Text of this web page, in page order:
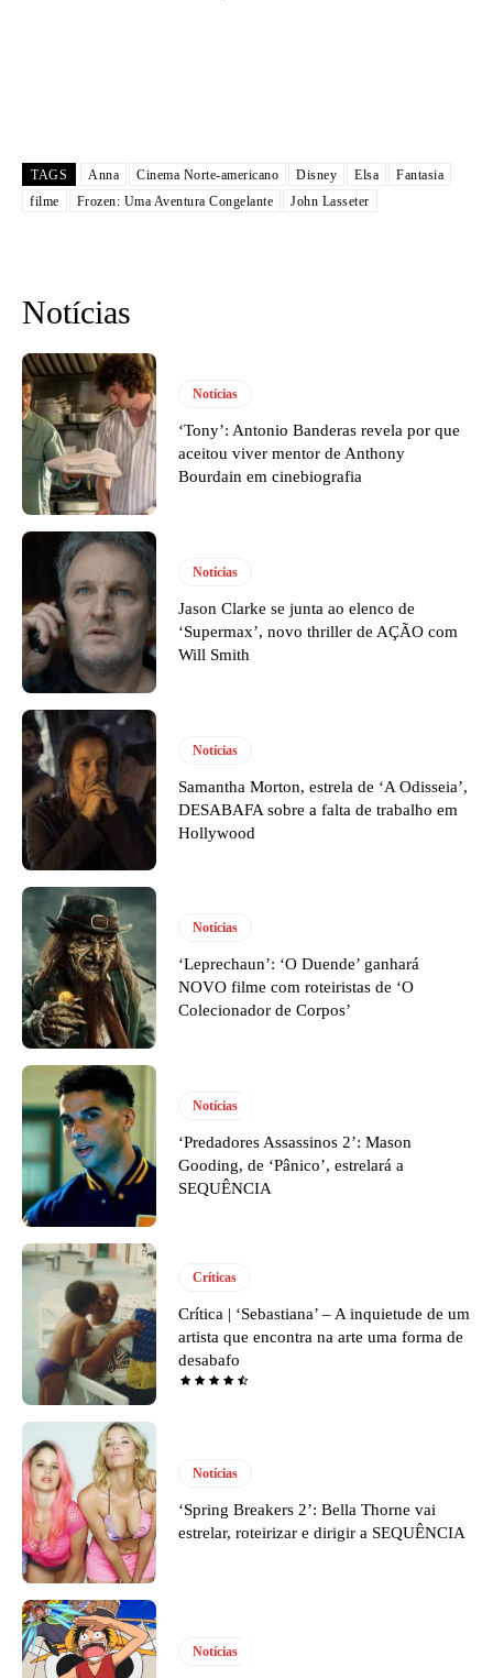
TAGS Anna Cinema Norte-americano Disney Elsa
Fantasia
filme
Frozen: Uma Aventura Congelante John Lasseter
Notícias
Notícias
‘Tony’: Antonio Banderas revela por que
aceitou viver mentor de Anthony
Bourdain em cinebiografia
Notícias
Jason Clarke se junta ao elenco de
‘Supermax’, novo thriller de AÇÃO com
Will Smith
Notícias
Samantha Morton, estrela de ‘A Odisseia’,
DESABAFA sobre a falta de trabalho em
Hollywood
Notícias
‘Leprechaun’: ‘O Duende’ ganhará
NOVO filme com roteiristas de ‘O
Colecionador de Corpos’
Notícias
‘Predadores Assassinos 2’: Mason
Gooding, de ‘Pânico’, estrelará a
SEQUÊNCIA
Críticas
Crítica | ‘Sebastiana’ – A inquietude de um
artista que encontra na arte uma forma de
desabafo
Notícias
‘Spring Breakers 2’: Bella Thorne vai
estrelar, roteirizar e dirigir a SEQUÊNCIA
Notícias